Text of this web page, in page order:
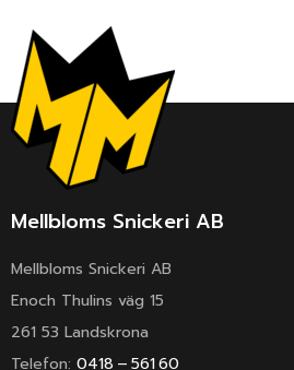
Mellbloms Snickeri AB
Mellbloms Snickeri AB
Enoch Thulins väg 15
261 53 Landskrona
Telefon: 0418 – 561 60